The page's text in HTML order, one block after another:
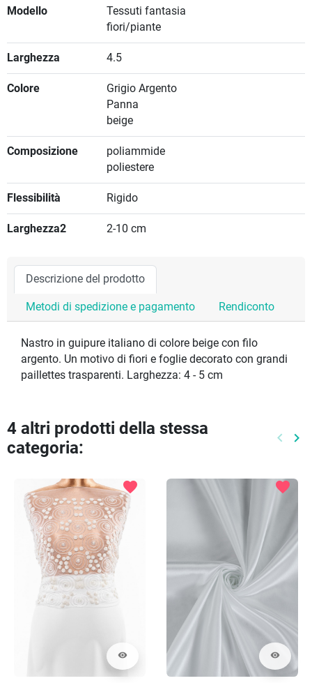
Modello
Tessuti fantasia
fiori/piante
Larghezza 4.5
Colore
Grigio Argento
Panna
beige
Composizione
poliammide
poliestere
Flessibilità Rigido
Larghezza2 2-10 cm
Descrizione del prodotto
Metodi di spedizione e pagamento Rendiconto
Nastro in guipure italiano di colore beige con filo
argento. Un motivo di fiori e foglie decorato con grandi
paillettes trasparenti. Larghezza: 4 - 5 cm
4 altri prodotti della stessa
categoria:
keyboard_arrow_left keyboard_arrow_right
visibility
favorite
visibility
favorite